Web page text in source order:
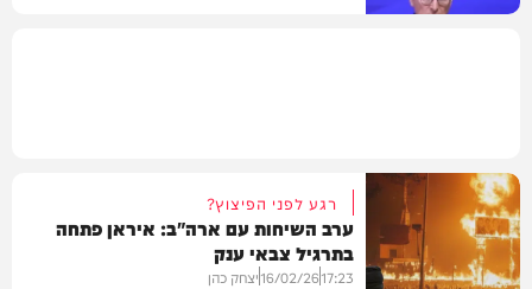
רגע לפני הפיצוץ?
ערב השיחות עם ארה"ב: איראן פתחה
בתרגיל צבאי ענק
17:23
16/02/26יצחק כהן